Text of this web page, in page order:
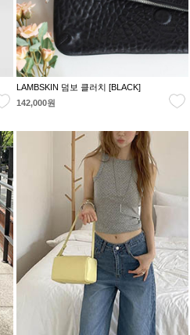
LAMBSKIN 덤보 클러치 [BLACK]
142,000원